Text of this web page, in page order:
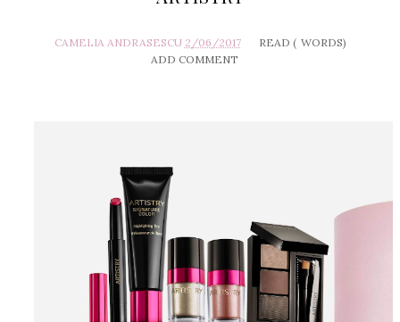
CAMELIA ANDRASESCU 2/06/2017 READ ( WORDS)
ADD COMMENT